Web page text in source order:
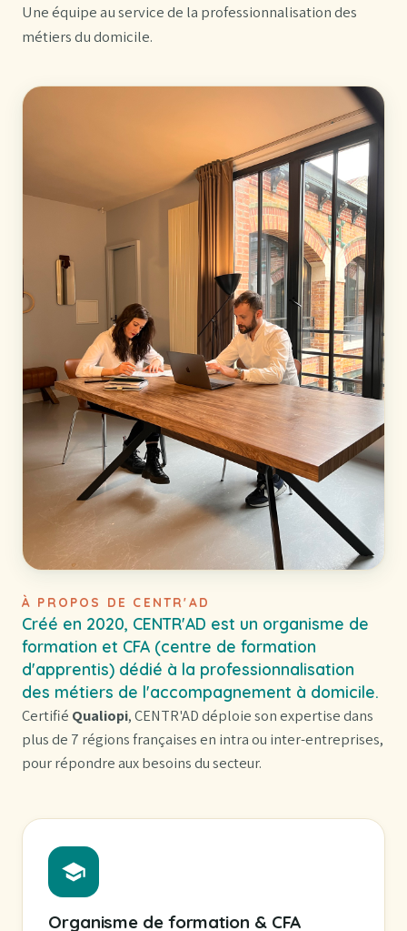
Une équipe au service de la professionnalisation des
métiers du domicile.
À PROPOS DE CENTR'AD
Créé en 2020, CENTR'AD est un organisme de
formation et CFA (centre de formation
d'apprentis) dédié à la professionnalisation
des métiers de l'accompagnement à domicile.
Certifié Qualiopi, CENTR'AD déploie son expertise dans
plus de 7 régions françaises en intra ou inter-entreprises,
pour répondre aux besoins du secteur.
Organisme de formation & CFA